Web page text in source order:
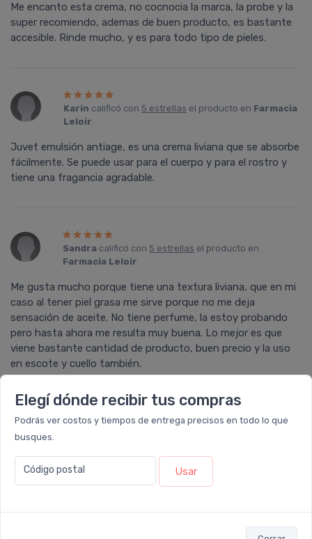
Elegí dónde recibir tus compras
Podrás ver costos y tiempos de entrega precisos en todo lo que
busques.
Código postal Usar
Me encanto esta crema, no cocnocia la marca, la probe y la
super recomiendo, ademas de buen producto, es bastante
accesible. Rinde mucho, y es para todo tipo de pieles.
Karin calificó con 5 estrellas el producto en Farmacia
Leloir.
Juvet emulsión antiage, es una crema liviana que se absorbe
fácilmente. Se puede usar para el cuerpo y para el rostro y
tiene una fragancia agradable.
Sandra calificó con 5 estrellas el producto en
Farmacia Leloir.
Me gusta mucho porque tiene una textura liviana, que en mi
caso al tener piel grasa me sirve porque no me deja
sensación de aceite. No tiene perfume, la estoy probando
pero hasta ahora me resulta muy buena. Lo mejor es que
viene bastante cantidad de producto, buen precio y la uso
en escote y cuello también.
Le doy un 10 y volvería a comprarla. Hermosa humectante
que uso en el rostro, el cuello, el escote y también en las
calmante, sin dejar pesadez. Me gustaría probar más